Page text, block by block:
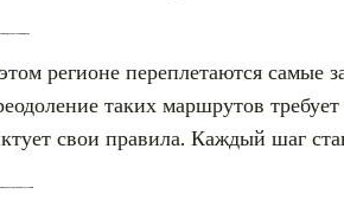
и непредсказуемая природа
регионе переплетаются
таких маршрутов
свои правила. Каждый шаг
для экстремальных условий